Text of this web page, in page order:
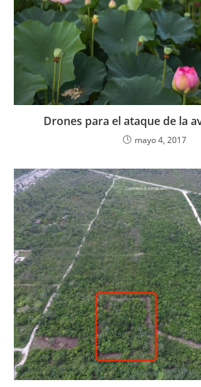
Drones para el ataque de la
mayo 4, 2017